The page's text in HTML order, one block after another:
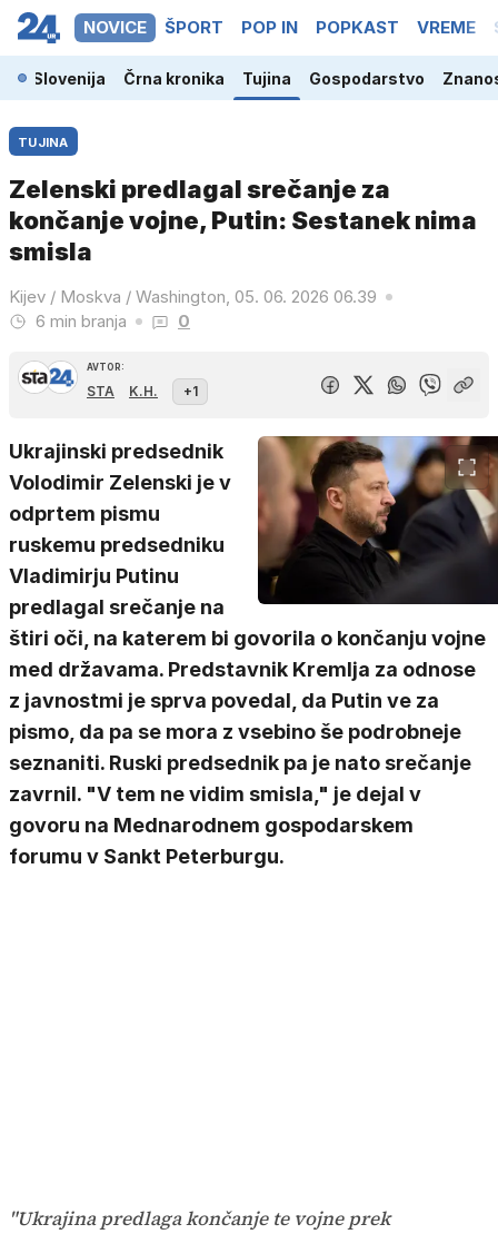
NOVICE ŠPORT POP IN POPKAST VREME
Slovenija Črna kronika Tujina Gospodarstvo
TUJINA
Zelenski predlagal srečanje za
končanje vojne, Putin: Sestanek nima
smisla
Kijev / Moskva / Washington, 05. 06. 2026 06.39
6 min branja
0
AVTOR:
STA K.H. +1
Ukrajinski predsednik
Volodimir Zelenski je v
odprtem pismu
ruskemu predsedniku
Vladimirju Putinu
predlagal srečanje na
štiri oči, na katerem bi govorila o končanju vojne
med državama. Predstavnik Kremlja za odnose
z javnostmi je sprva povedal, da Putin ve za
pismo, da pa se mora z vsebino še podrobneje
seznaniti. Ruski predsednik pa je nato srečanje
zavrnil. "V tem ne vidim smisla," je dejal v
govoru na Mednarodnem gospodarskem
forumu v Sankt Peterburgu.
"Ukrajina predlaga končanje te vojne prek